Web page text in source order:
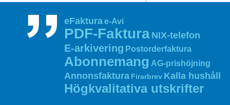
eFakturae-Avi
PDF‑Faktura NIX‑telefon
E‑arkivering Postorderfaktura
Abonnemang AG‑prishöjning
Annonsfaktura Firarbrev Kalla hushåll
Högkvalitativa utskrifter